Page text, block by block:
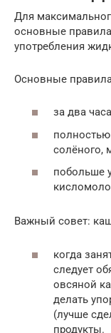
Для
основные
употребления
Основные
за два
полностью
солёного,
побольше
Важный совет:
когда
следует
овсяной
делать
(лучше
продукты.